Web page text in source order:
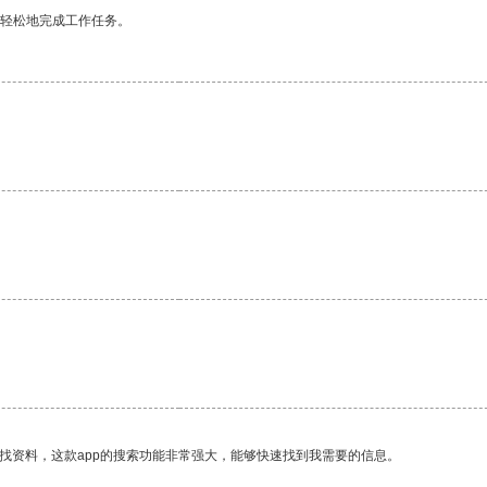
松地完成工作任务。
料，这款app的搜索功能非常强大，能够快速找到我需要的信息。